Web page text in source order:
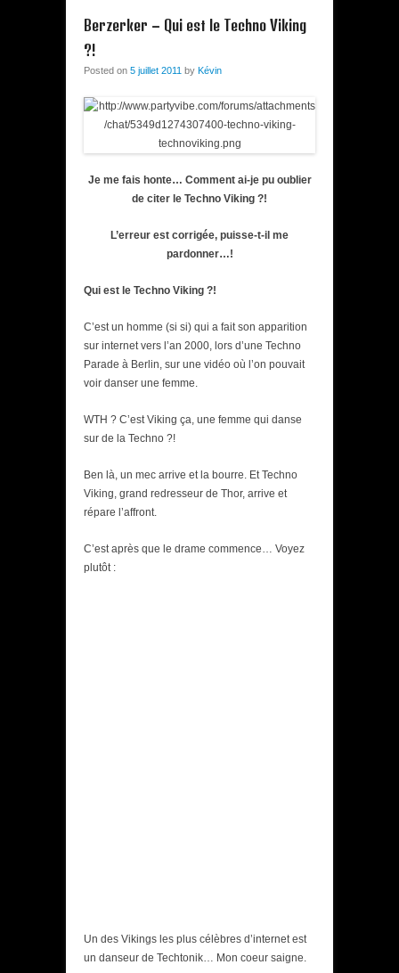
Berzerker – Qui est le Techno Viking
?!
Posted on 5 juillet 2011 by Kévin
Je me fais honte… Comment ai-je pu oublier
de citer le Techno Viking ?!
L’erreur est corrigée, puisse-t-il me
pardonner…!
Qui est le Techno Viking ?!
C’est un homme (si si) qui a fait son apparition
sur internet vers l’an 2000, lors d’une Techno
Parade à Berlin, sur une vidéo où l’on pouvait
voir danser une femme.
WTH ? C’est Viking ça, une femme qui danse
sur de la Techno ?!
Ben là, un mec arrive et la bourre. Et Techno
Viking, grand redresseur de Thor, arrive et
répare l’affront.
C’est après que le drame commence… Voyez
plutôt :
Un des Vikings les plus célèbres d’internet est
un danseur de Techtonik… Mon coeur saigne.